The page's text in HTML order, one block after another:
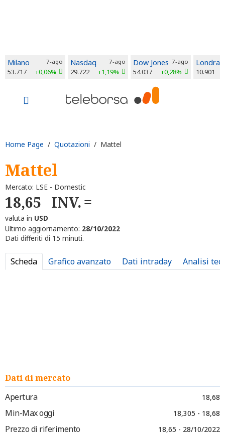
Milano 7-ago
53.717 +0,06%
Nasdaq 7-ago
29.722 +1,19%
Dow Jones 7-ago
54.037 +0,28%
Londra
10.901
Home Page / Quotazioni / Mattel
Mattel
Mercato: LSE - Domestic
18,65 INV.
valuta in USD
Ultimo aggiornamento: 28/10/2022
Dati differiti di 15 minuti.
Scheda Grafico avanzato Dati intraday Analisi
Dati di mercato
Apertura
18,68
Min-Max oggi 18,305 - 18,68
Prezzo di riferimento 18,65 - 28/10/2022